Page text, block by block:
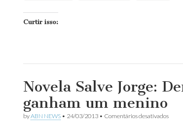
Curtir isso:
Novela Salve Jorge:
ganham um menino
byABN NEWS • 24/03/2013 • Comentários desativadosem